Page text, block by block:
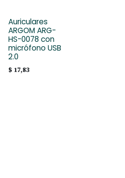
Auriculares
ARGOM ARG-
HS-0078 con
micrófono USB
2.0
$ 17,83